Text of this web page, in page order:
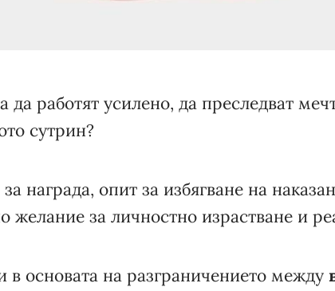
да работят усилено, да преследват
сутрин?
награда, опит за избягване на
желание за личностно израстване и
в основата на разграничението между